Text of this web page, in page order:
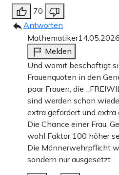
70
Antworten
Mathematiker
Melden
Und womit beschäftigt
Frauenquoten in den
paar Frauen, die
sind werden schon
extra gefördert und extra
Die Chance einer Frau,
wohl Faktor 100 höher
Die Männerwehrpflicht
sondern nur ausgesetzt.